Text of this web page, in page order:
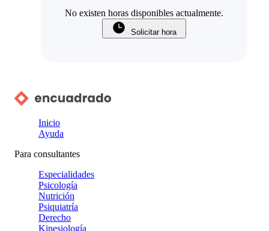
No existen horas disponibles actualmente.
Solicitar hora
Inicio
Ayuda
Para consultantes
Especialidades
Psicología
Nutrición
Psiquiatría
Derecho
Kinesiología